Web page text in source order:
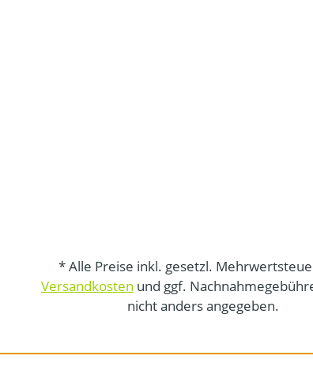
* Alle Preise inkl. gesetzl.
Versandkosten und ggf.
nicht anders angegeben.